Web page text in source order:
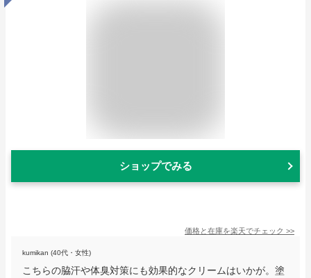
ショップでみる
価格と在庫を楽天でチェック >>
kumikan (40代・女性)
こちらの脇汗や体臭対策にも効果的なクリームはいかが。塗